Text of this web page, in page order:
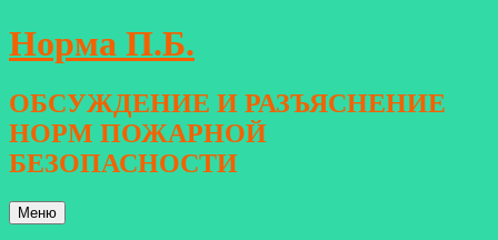
Перейти
к
Норма П.Б.
ОБСУЖДЕНИЕ И РАЗЪЯСНЕНИЕ
НОРМ ПОЖАРНОЙ
БЕЗОПАСНОСТИ
Меню